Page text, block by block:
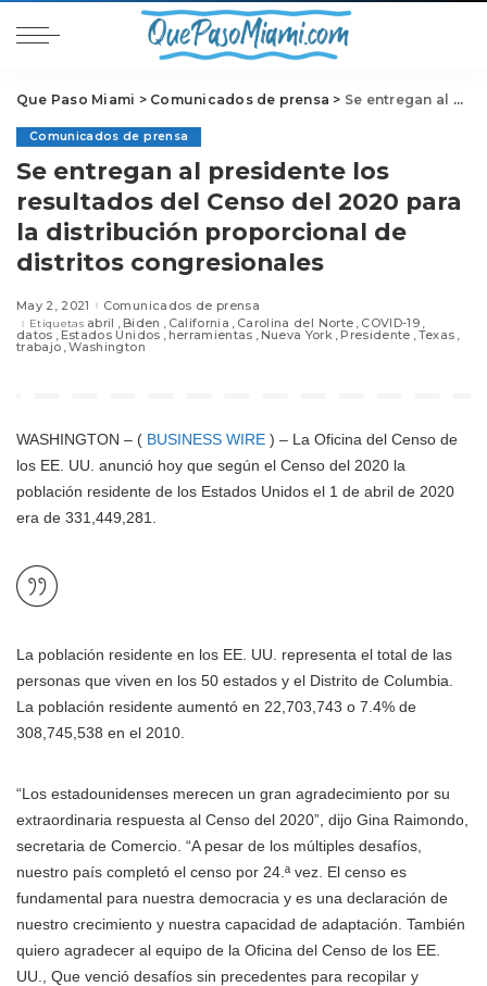
Que Paso Miami > Comunicados de prensa > Se entregan al presidente los resultados del Censo del 2020 para la distribución proporcional de distritos congresionales
Comunicados de prensa
Se entregan al presidente los
resultados del Censo del 2020 para
la distribución proporcional de
distritos congresionales
May 2, 2021 Comunicados de prensa
Etiquetas abril Biden California Carolina del Norte COVID-19
datos Estados Unidos herramientas Nueva York Presidente Texas
trabajo Washington
WASHINGTON – ( BUSINESS WIRE ) – La Oficina del Censo de
los EE. UU. anunció hoy que según el Censo del 2020 la
población residente de los Estados Unidos el 1 de abril de 2020
era de 331,449,281.
La población residente en los EE. UU. representa el total de las
personas que viven en los 50 estados y el Distrito de Columbia.
La población residente aumentó en 22,703,743 o 7.4% de
308,745,538 en el 2010.
“Los estadounidenses merecen un gran agradecimiento por su
extraordinaria respuesta al Censo del 2020”, dijo Gina Raimondo,
secretaria de Comercio. “A pesar de los múltiples desafíos,
nuestro país completó el censo por 24.ª vez. El censo es
fundamental para nuestra democracia y es una declaración de
nuestro crecimiento y nuestra capacidad de adaptación. También
quiero agradecer al equipo de la Oficina del Censo de los EE.
UU., Que venció desafíos sin precedentes para recopilar y